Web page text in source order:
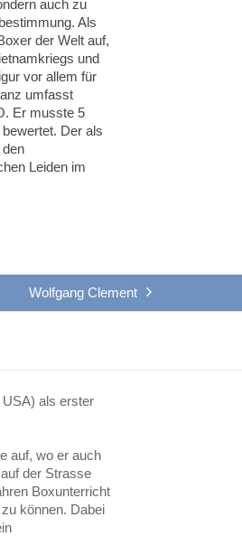
auch zu
Als
der Welt auf,
und
vor allem für
umfasst
Er musste 5
Der als
Leiden im
Wolfgang Clement
als erster
auf, wo er auch
der Strasse
Boxunterricht
können. Dabei